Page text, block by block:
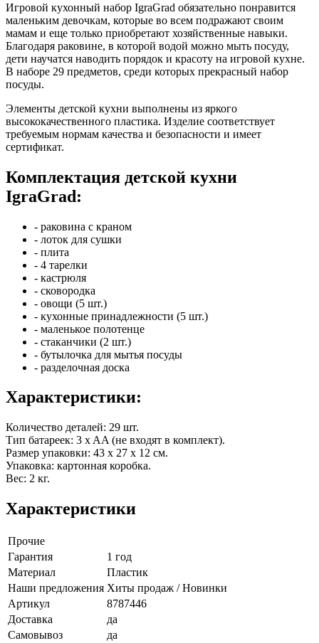
Игровой кухонный набор IgraGrad обязательно понравится
маленьким девочкам, которые во всем подражают своим
мамам и еще только приобретают хозяйственные навыки.
Благодаря раковине, в которой водой можно мыть посуду,
дети научатся наводить порядок и красоту на игровой кухне.
В наборе 29 предметов, среди которых прекрасный набор
посуды.
Элементы детской кухни выполнены из яркого
высококачественного пластика. Изделие соответствует
требуемым нормам качества и безопасности и имеет
сертификат.
Комплектация детской кухни
IgraGrad:
- раковина с краном
- лоток для сушки
- плита
- 4 тарелки
- кастрюля
- сковородка
- овощи (5 шт.)
- кухонные принадлежности (5 шт.)
- маленькое полотенце
- стаканчики (2 шт.)
- бутылочка для мытья посуды
- разделочная доска
Характеристики:
Количество деталей: 29 шт.
Тип батареек: 3 x AA (не входят в комплект).
Размер упаковки: 43 x 27 х 12 см.
Упаковка: картонная коробка.
Вес: 2 кг.
Характеристики
Прочие
Гарантия
1 год
Материал
Пластик
Наши предложения Хиты продаж / Новинки
Артикул
8787446
Доставка
да
Самовывоз
да